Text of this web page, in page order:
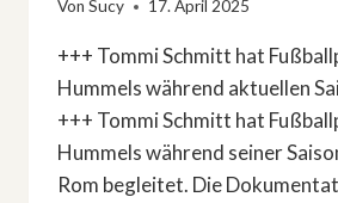
Von Sucy 17. April 2025
+++ Tommi Schmitt hat
Hummels während aktuellen
+++ Tommi Schmitt hat
Hummels während seiner
Rom begleitet. Die